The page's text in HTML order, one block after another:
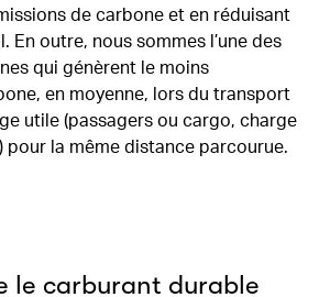
de carbone et en réduisant
En outre, nous sommes l’une des
qui génèrent le moins
en moyenne, lors du transport
utile (passagers ou cargo, charge
pour la même distance parcourue.
le carburant durable